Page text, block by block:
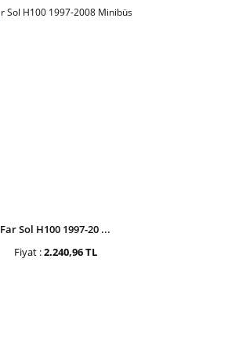
Far Sol H100 1997-20 ...
Fiyat :2.240,96 TL